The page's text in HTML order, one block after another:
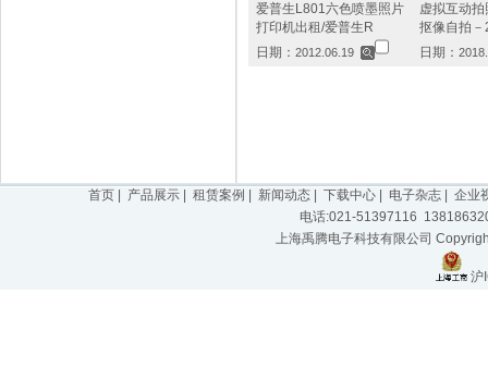
爱普生L801六色喷墨照片
打印机出租/爱普生R
日期： 2012.06.19
虚拟互动
抠像自拍
日期：
首页 产品展示 租赁案例 新闻动态 下载中心 电子杂志
企业
电话:021-51397116
上海禹腾电子科技有限公司
沪